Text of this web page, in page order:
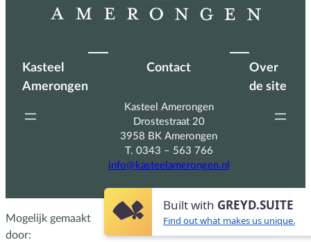
Kasteel
Amerongen
Contact
Kasteel Amerongen
Drostestraat 20
3958 BK Amerongen
T. 0343 – 563 766
info@kasteelamerongen.nl
Over
de site
Mogelijk gemaakt
door:
Built with GREYD.SUITE
Find out what makes us unique.